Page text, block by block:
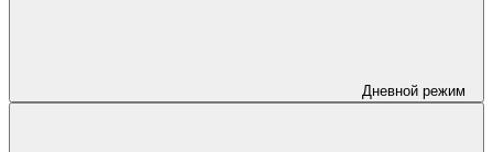
Дневной режим